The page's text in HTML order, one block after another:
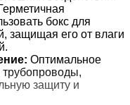
бокс для
защищая его от влаги
Оптимальное
защиту и